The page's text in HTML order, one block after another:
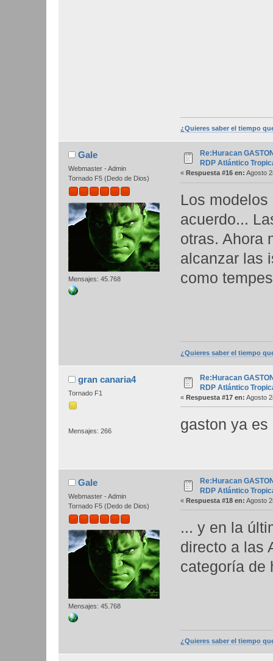
¿Quieres saber el tiempo
Gale
Webmaster - Admin
Tornado F5 (Dedo de Dios)
Mensajes: 45.768
Re:Huracan
RDP Atlántico
« Respuesta #16 en: Agosto
Los
acuerdo...
otras. Ahora
alcanzar las
como
¿Quieres saber el tiempo
gran canaria4
Tornado F1
Mensajes: 266
Re:Huracan
RDP Atlántico
« Respuesta #17 en: Agosto
gaston ya es
Gale
Webmaster - Admin
Tornado F5 (Dedo de Dios)
Mensajes: 45.768
Re:Huracan
RDP Atlántico
« Respuesta #18 en: Agosto
... y en la
directo a las
categoría de
¿Quieres saber el tiempo